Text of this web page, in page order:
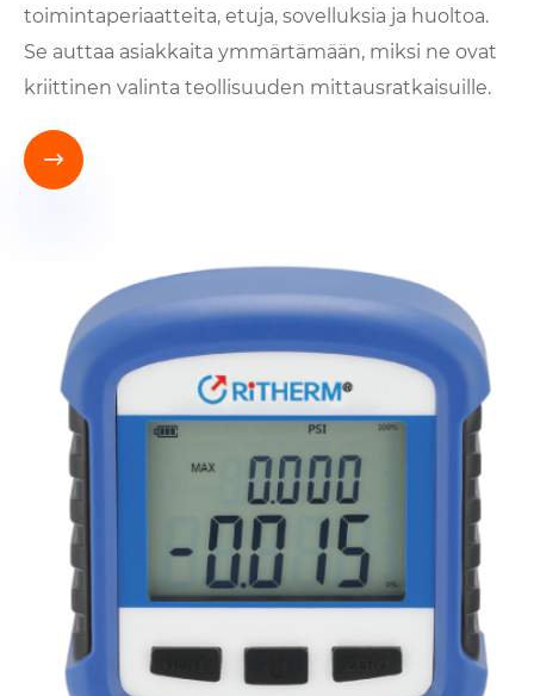
toimintaperiaatteita, etuja, sovelluksia ja huoltoa.
Se auttaa asiakkaita ymmärtämään, miksi ne ovat
kriittinen valinta teollisuuden mittausratkaisuille.
